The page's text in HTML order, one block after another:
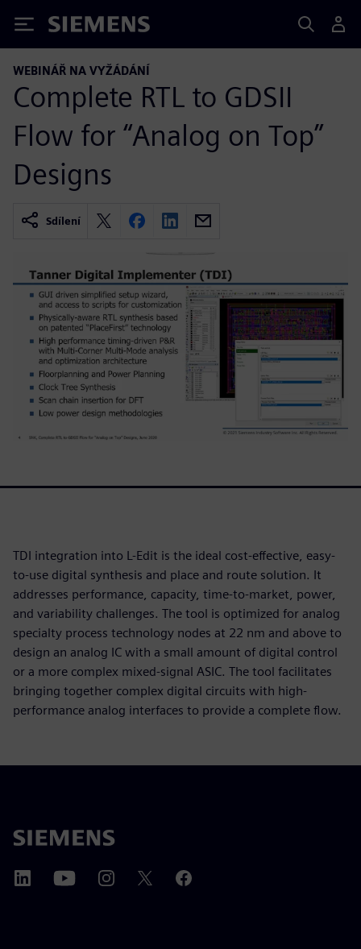
Siemens
WEBINÁŘ NA VYŽÁDÁNÍ
Complete RTL to GDSII
Flow for “Analog on Top”
Designs
Sdílení
TDI integration into L-Edit is the ideal cost-effective, easy-
to-use digital synthesis and place and route solution. It
addresses performance, capacity, time-to-market, power,
and variability challenges. The tool is optimized for analog
specialty process technology nodes at 22 nm and above to
design an analog IC with a small amount of digital control
or a more complex mixed-signal ASIC. The tool facilitates
bringing together complex digital circuits with high-
performance analog interfaces to provide a complete flow.